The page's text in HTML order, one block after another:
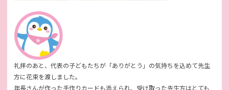
礼拝のあと、代表の子どもたちが「ありがとう」の気持ちを込めて先生
方に花束を渡しました。
年長さんが作った手作りカードも添えられ、受け取った先生方はとても